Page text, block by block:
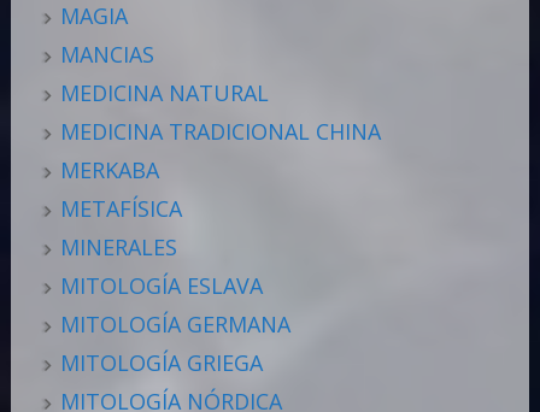
MAGIA
MANCIAS
MEDICINA NATURAL
MEDICINA TRADICIONAL CHINA
MERKABA
METAFÍSICA
MINERALES
MITOLOGÍA ESLAVA
MITOLOGÍA GERMANA
MITOLOGÍA GRIEGA
MITOLOGÍA NÓRDICA